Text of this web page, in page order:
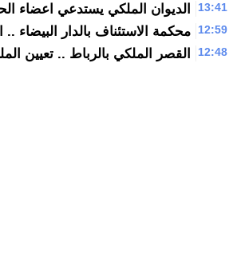
13:41 الديوان الملكي يستدعي اعضاء
12:59 محكمة الاستئناف بالدار
12:48 القصر الملكي بالرباط .. تعيين